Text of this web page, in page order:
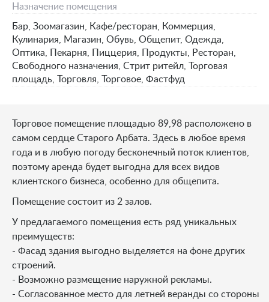
Назначение помещения
Бар, Зоомагазин, Кафе/ресторан, Коммерция,
Кулинария, Магазин, Обувь, Общепит, Одежда,
Оптика, Пекарня, Пиццерия, Продукты, Ресторан,
Свободного назначения, Стрит ритейл, Торговая
площадь, Торговля, Торговое, Фастфуд
Торговое помещение площадью 89,98 расположено в
самом сердце Старого Арбата. Здесь в любое время
года и в любую погоду бесконечный поток клиентов,
поэтому аренда будет выгодна для всех видов
клиентского бизнеса, особенно для общепита.
Помещение состоит из 2 залов.
У предлагаемого помещения есть ряд уникальных
преимуществ:
- Фасад здания выгодно выделяется на фоне других
строений.
- Возможно размещение наружной рекламы.
- Согласованное место для летней веранды со стороны